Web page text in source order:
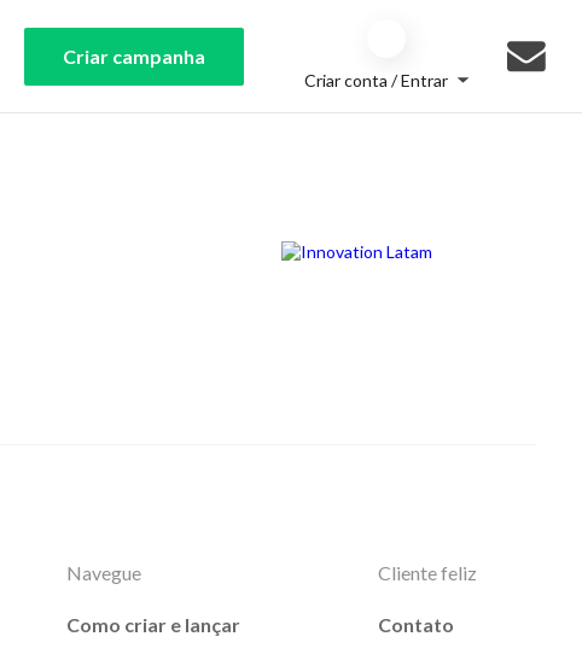
Criar campanha
Criar conta / Entrar
Navegue
Como criar e lançar
Cliente feliz
Contato